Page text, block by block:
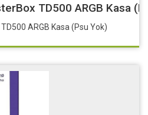
TD500 ARGB Kasa
ARGB Kasa (Psu Yok)